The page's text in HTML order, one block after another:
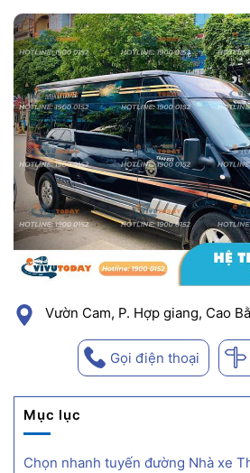
Vườn Cam, P. Hợp giang, Cao
Gọi điện thoại
Mục lục
Chọn nhanh tuyến đường Nhà xe